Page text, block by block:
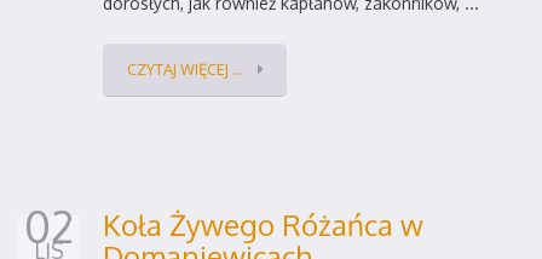
CZYTAJ WIĘCEJ ...
02
LIS
Koła Żywego Różańca w